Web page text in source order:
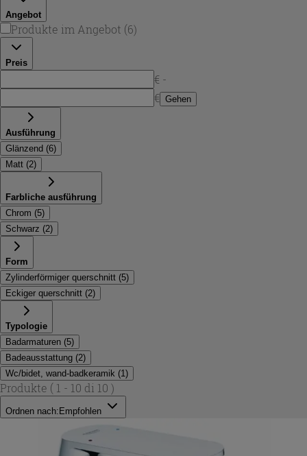
Badserien.
Angebot
Produkte im Angebot (6)
Preis
€ -
€ Gehen
Ausführung
Glänzend (6)
Matt (2)
Farbliche ausführung
Chrom (5)
Schwarz (2)
Form
Zylinderförmiger querschnitt (5)
Eckiger querschnitt (2)
Typologie
Badarmaturen (5)
Badeausstattung (2)
Wc/bidet, wand-badkeramik (1 )
Produkte ( 1 - 10 di 10 )
Ordnen nach: Empfohlen